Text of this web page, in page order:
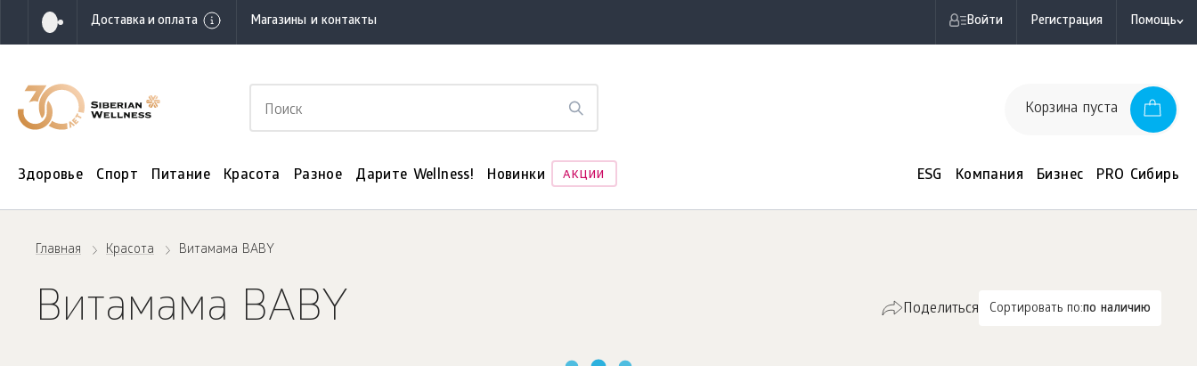
Доставка и оплата Магазины и контакты Войти Регистрация Помощь
Корзина пуста
Здоровье Спорт Питание Красота Разное Дарите Wellness! Новинки АКЦИИ ESG Компания Бизнес PRO Сибирь
Главная Красота Витамама BABY
Витамама BABY Сортировать по:по наличию
Поделиться